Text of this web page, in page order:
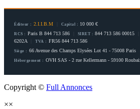
Éditeur : 2.I.I.B.M Capital : 10 000 €
RCS : Paris B 844 713 586 SIRET : 844 713 586 00015
6202A TVA : FR56 844 713 586
Siège : 66 Avenue des Champs Elysées Lot 41 - 75008 Paris
Hébergement : OVH SAS - 2 rue Kellermann - 59100
Copyright © Full Annonces
××